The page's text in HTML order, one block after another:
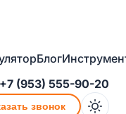
Блог
+7 (953) 555-90-20
звонок